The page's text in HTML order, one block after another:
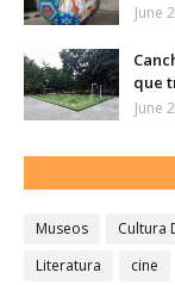
June
que
June
Museos Cultura
Literatura
cine